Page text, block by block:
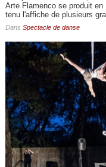
Arte Flamenco se produit
tenu l'affiche de plusieurs
Dans Spectacle de danse